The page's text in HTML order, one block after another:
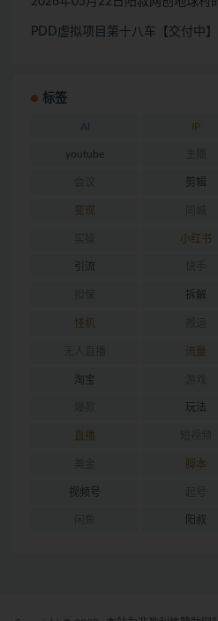
PDD虚拟项目第十八车【交付中】
标签
AI IP
youtube
剪辑
变现
小红书
引流
拆解
挂机
流量
淘宝
玩法
直播
脚本
视频号
阳叔